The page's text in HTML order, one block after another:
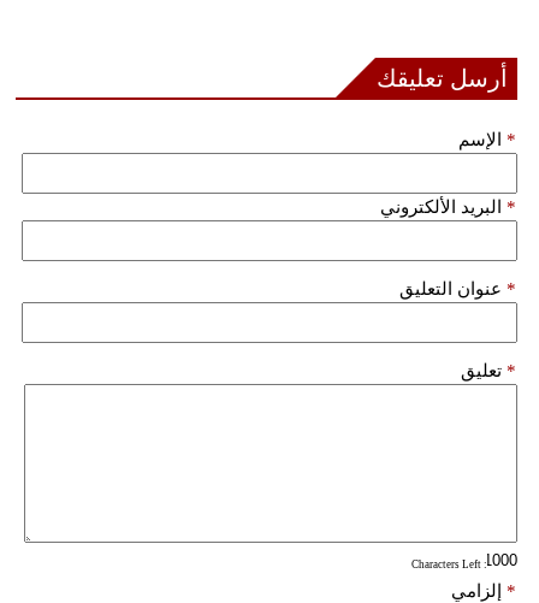
أرسل تعليقك
الإسم *
البريد الألكتروني *
عنوان التعليق *
تعليق *
: Characters Left
إلزامي *